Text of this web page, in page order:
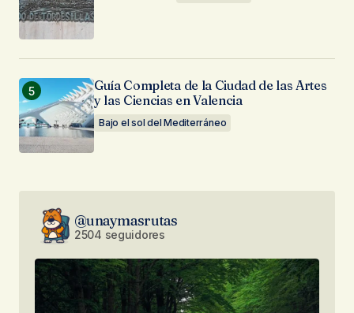
Guía Completa de la Ciudad de las Artes
y las Ciencias en Valencia
Bajo el sol del Mediterráneo
@unaymasrutas
2504 seguidores